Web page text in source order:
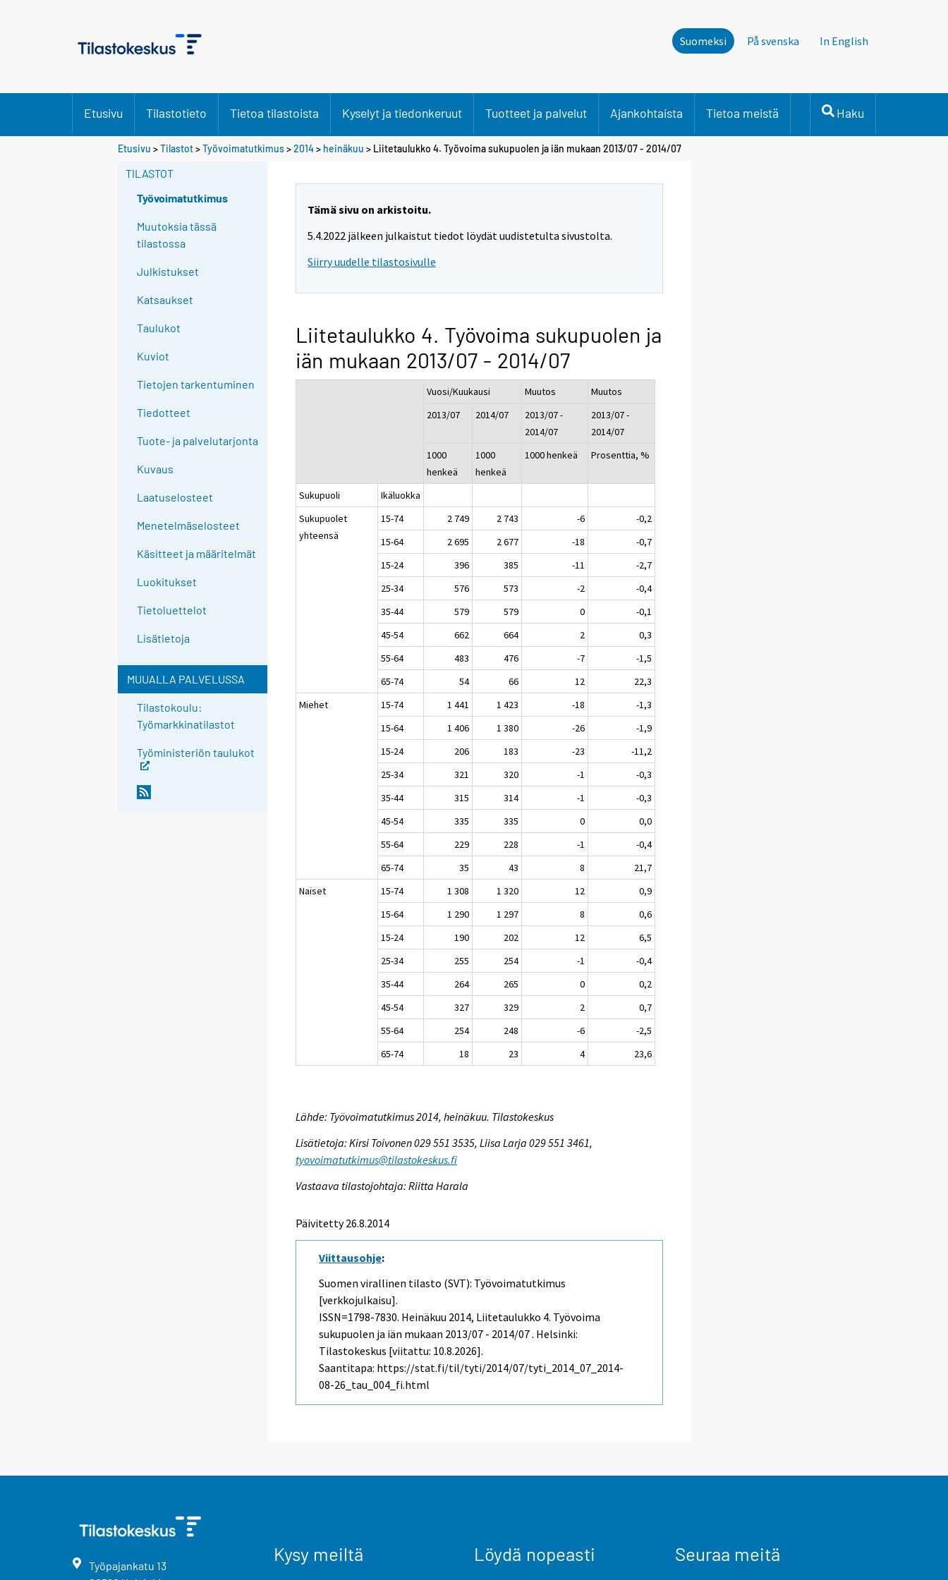
Suomeksi På svenska In English
Etusivu Tilastotieto Tietoa tilastoista Kyselyt ja tiedonkeruut Tuotteet ja palvelut Ajankohtaista Tietoa meistä Haku
Etusivu >Tilastot>Työvoimatutkimus>2014> heinäkuu > Liitetaulukko 4. Työvoima sukupuolen ja iän mukaan 2013/07 - 2014/07
TILASTOT
Työvoimatutkimus
Muutoksia tässä
tilastossa
Julkistukset
Katsaukset
Taulukot
Kuviot
Tietojen tarkentuminen
Tiedotteet
Tuote- ja palvelutarjonta
Kuvaus
Laatuselosteet
Menetelmäselosteet
Käsitteet ja määritelmät
Luokitukset
Tietoluettelot
Lisätietoja
MUUALLA PALVELUSSA
Tilastokoulu:
Työmarkkinatilastot
Työministeriön taulukot
Tämä sivu on arkistoitu.
5.4.2022 jälkeen julkaistut tiedot löydät uudistetulta sivustolta.
Siirry uudelle tilastosivulle
Liitetaulukko 4. Työvoima sukupuolen ja
iän mukaan 2013/07 - 2014/07
Vuosi/Kuukausi Muutos
Muutos
2013/07
2014/07
2013/07 -
2014/07
2013/07 -
2014/07
1000
henkeä
1000
henkeä
1000 henkeä Prosenttia, %
Sukupuoli
Ikäluokka
Sukupuolet
yhteensä
15-74 2 749 2 743 -6
-0,2
15-64
2 695 2 677 -18
-0,7
15-24
396 385 -11
-2,7
25-34
576 573 -2
-0,4
35-44
579 579 0
-0,1
45-54
662 664 2
0,3
55-64
483 476 -7
-1,5
65-74
54 66 12
22,3
Miehet
15-74 1 441 1 423 -18
-1,3
15-64
1 406 1 380 -26
-1,9
15-24
206 183 -23
-11,2
25-34
321 320 -1
-0,3
35-44
315 314 -1
-0,3
45-54
335 335 0
0,0
55-64
229 228 -1
-0,4
65-74
35 43 8
21,7
Naiset
15-74 1 308 1 320 12
0,9
15-64
1 290 1 297 8
0,6
15-24
190 202 12
6,5
25-34
255 254 -1
-0,4
35-44
264 265 0
0,2
45-54
327 329 2
0,7
55-64
254 248 -6
-2,5
65-74
18 23 4 23,6
Lähde: Työvoimatutkimus 2014, heinäkuu. Tilastokeskus
Lisätietoja: Kirsi Toivonen 029 551 3535, Liisa Larja 029 551 3461,
tyovoimatutkimus@tilastokeskus.fi
Vastaava tilastojohtaja: Riitta Harala
Päivitetty 26.8.2014
Viittausohje:
Suomen virallinen tilasto (SVT): Työvoimatutkimus
[verkkojulkaisu].
ISSN=1798-7830. Heinäkuu 2014, Liitetaulukko 4. Työvoima
sukupuolen ja iän mukaan 2013/07 - 2014/07 . Helsinki:
Tilastokeskus [viitattu: 10.8.2026].
Saantitapa: https://stat.fi/til/tyti/2014/07/tyti_2014_07_2014-
08-26_tau_004_fi.html
Työpajankatu 13
Kysy meiltä Löydä nopeasti Seuraa meitä